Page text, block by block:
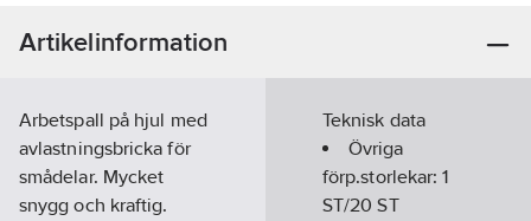
Artikelinformation
Arbetspall på hjul med
avlastningsbricka för
smådelar. Mycket
snygg och kraftig.
Teknisk data
Övriga
förp.storlekar:1
ST/20 ST